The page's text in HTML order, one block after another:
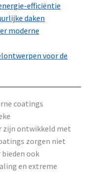
efficiëntie
daken
moderne
voor de
coatings
zijn ontwikkeld met
zorgen niet
ook
en extreme